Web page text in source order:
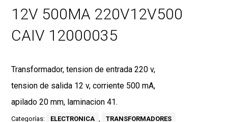
12V 500MA 220V12V500
CAIV 12000035
Transformador, tension de entrada 220 v,
tension de salida 12 v, corriente 500 mA,
apilado 20 mm, laminacion 41.
Categorías: ELECTRONICA , TRANSFORMADORES